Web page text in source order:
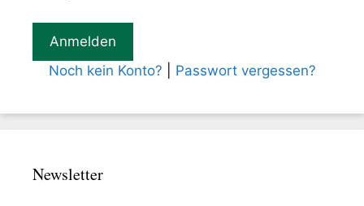
Noch kein Konto? Passwort vergessen?
Newsletter